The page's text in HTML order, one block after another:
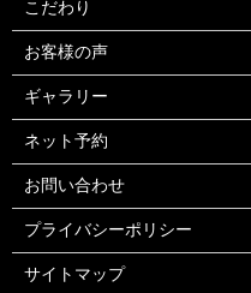
こだわり
お客様の声
ギャラリー
ネット予約
お問い合わせ
プライバシーポリシー
サイトマップ